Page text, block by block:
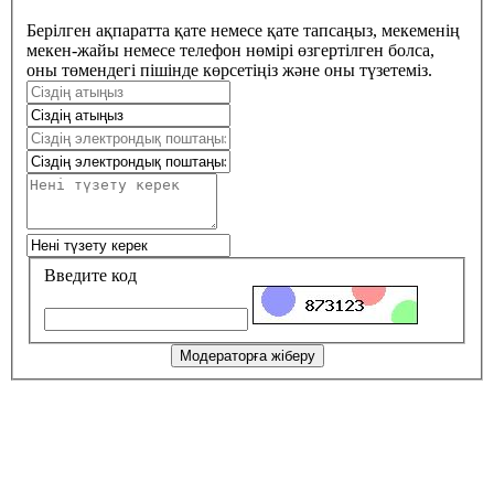
Берілген ақпаратта қате немесе қате тапсаңыз, мекеменің
мекен-жайы немесе телефон нөмірі өзгертілген болса,
оны төмендегі пішінде көрсетіңіз және оны түзетеміз.
Введите код
Модераторға жіберу